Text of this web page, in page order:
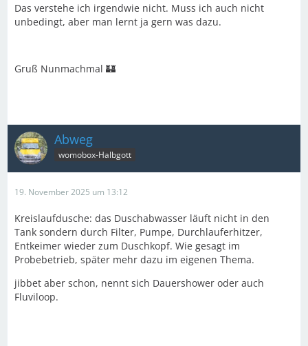
Das verstehe ich irgendwie nicht. Muss ich auch nicht
unbedingt, aber man lernt ja gern was dazu.
Gruß Nunmachmal 🏰
Abweg
womobox-Halbgott
19. November 2025 um 13:12
Kreislaufdusche: das Duschabwasser läuft nicht in den
Tank sondern durch Filter, Pumpe, Durchlauferhitzer,
Entkeimer wieder zum Duschkopf. Wie gesagt im
Probebetrieb, später mehr dazu im eigenen Thema.
jibbet aber schon, nennt sich Dauershower oder auch
Fluviloop.